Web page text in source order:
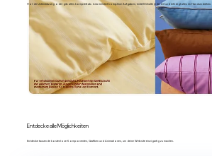
Hol dir Unterstützung oder gib alles komplett ab. Aria meistert komplexe Aufgaben, erstellt Inhalte jeder Art und erledigt alles im Handumdrehen.
Entdecke alle Möglichkeiten
Entdecke tausende kostenlose Komponenten, Grafiken und Animationen, um deine Website einzigartig zu machen.